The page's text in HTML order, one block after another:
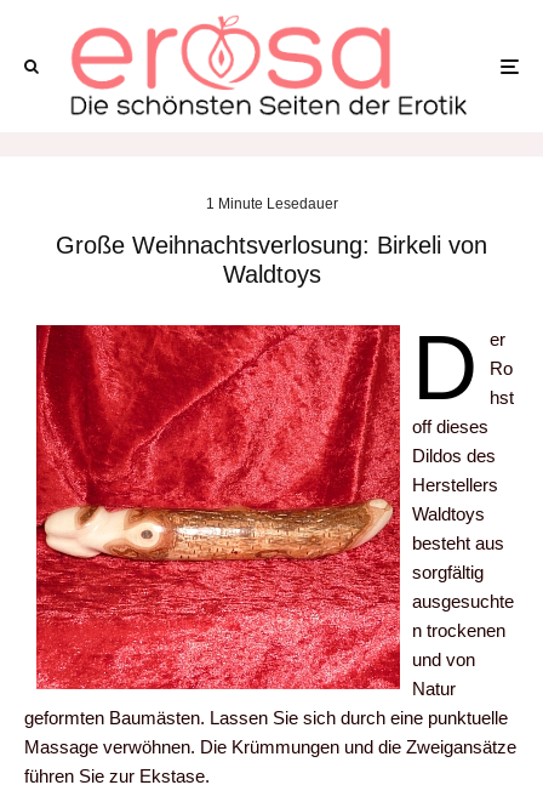
1 Minute Lesedauer
Große Weihnachtsverlosung: Birkeli von
Waldtoys
D
er
Ro
hst
off dieses
Dildos des
Herstellers
Waldtoys
besteht aus
sorgfältig
ausgesuchte
n trockenen
und von
Natur
geformten Baumästen. Lassen Sie sich durch eine punktuelle
Massage verwöhnen. Die Krümmungen und die Zweigansätze
führen Sie zur Ekstase.